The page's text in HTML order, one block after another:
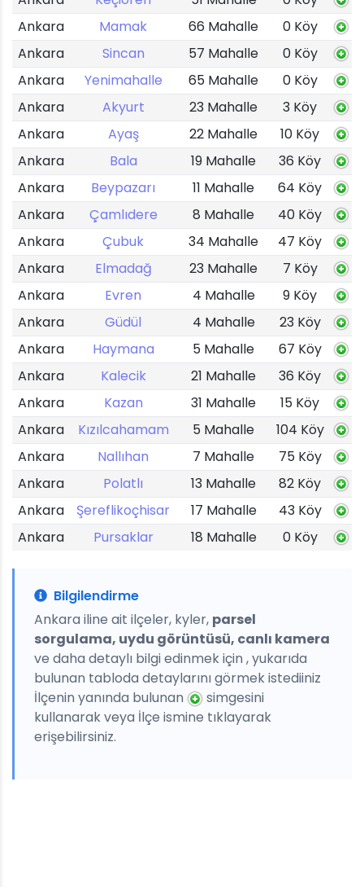
Ankara
Mamak 66 Mahalle
0 Köy
Ankara
Sincan 57 Mahalle
0 Köy
Ankara
Yenimahalle 65 Mahalle
0 Köy
Ankara
Akyurt 23 Mahalle
3 Köy
Ankara
Ayaş 22 Mahalle
10 Köy
Ankara
Bala 19 Mahalle
36 Köy
Ankara
Beypazarı 11 Mahalle
64 Köy
Ankara
Çamlıdere 8 Mahalle
40 Köy
Ankara
Çubuk 34 Mahalle
47 Köy
Ankara
Elmadağ 23 Mahalle
7 Köy
Ankara
Evren 4 Mahalle
9 Köy
Ankara
Güdül 4 Mahalle
23 Köy
Ankara
Haymana 5 Mahalle
67 Köy
Ankara
Kalecik 21 Mahalle
36 Köy
Ankara
Kazan 31 Mahalle
15 Köy
Ankara
Kızılcahamam 5 Mahalle
104 Köy
Ankara
Nallıhan 7 Mahalle
75 Köy
Ankara
Polatlı 13 Mahalle
82 Köy
Ankara
Şereflikoçhisar 17 Mahalle
43 Köy
Ankara
Pursaklar 18 Mahalle 0 Köy
Bilgilendirme
Ankara iline ait ilçeler, kyler, parsel
sorgulama, uydu görüntüsü, canlı kamera
ve daha detaylı bilgi edinmek için , yukarıda
bulunan tabloda detaylarını görmek istediiniz
İlçenin yanında bulunan
simgesini
kullanarak veya İlçe ismine tıklayarak
erişebilirsiniz.